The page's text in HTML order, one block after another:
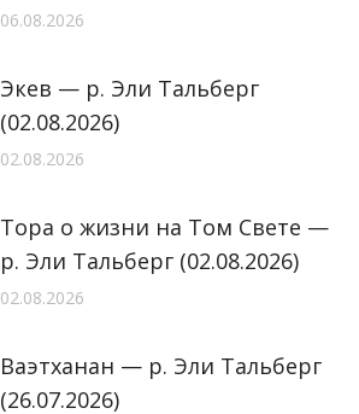
06.08.2026
Экев — р. Эли Тальберг
(02.08.2026)
02.08.2026
Тора о жизни на Том Свете —
р. Эли Тальберг (02.08.2026)
02.08.2026
Ваэтханан — р. Эли Тальберг
(26.07.2026)